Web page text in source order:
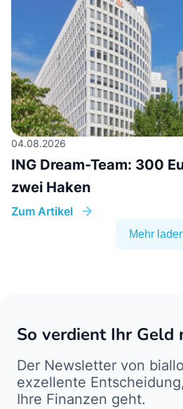
04.08.2026
ING Dream-Team: 300
zwei Haken
Zum Artikel
Mehr
So verdient Ihr Geld
Der Newsletter von
exzellente
Ihre Finanzen geht.